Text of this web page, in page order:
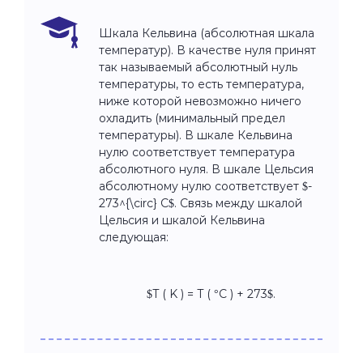
Шкала Кельвина (абсолютная шкала
температур). В качестве нуля принят
так называемый абсолютный нуль
температуры, то есть температура,
ниже которой невозможно ничего
охладить (минимальный предел
температуры). В шкале Кельвина
нулю соответствует температура
абсолютного нуля. В шкале Цельсия
абсолютному нулю соответствует $-
273^{\circ} C$. Связь между шкалой
Цельсия и шкалой Кельвина
следующая:
$T ( K ) = T ( °C ) + 273$.